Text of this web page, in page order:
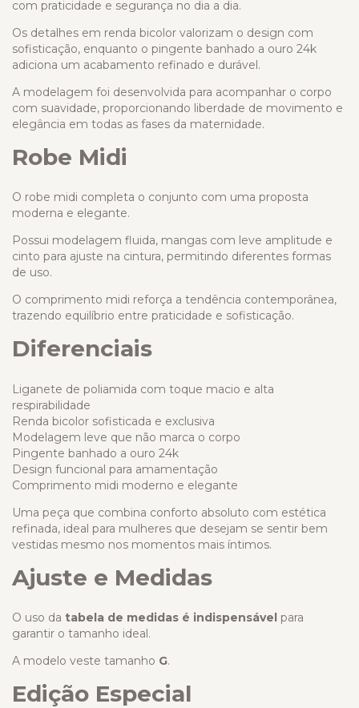
com praticidade e segurança no dia a dia.
Os detalhes em renda bicolor valorizam o design com
sofisticação, enquanto o pingente banhado a ouro 24k
adiciona um acabamento refinado e durável.
A modelagem foi desenvolvida para acompanhar o corpo
com suavidade, proporcionando liberdade de movimento e
elegância em todas as fases da maternidade.
Robe Midi
O robe midi completa o conjunto com uma proposta
moderna e elegante.
Possui modelagem fluida, mangas com leve amplitude e
cinto para ajuste na cintura, permitindo diferentes formas
de uso.
O comprimento midi reforça a tendência contemporânea,
trazendo equilíbrio entre praticidade e sofisticação.
Diferenciais
Liganete de poliamida com toque macio e alta
respirabilidade
Renda bicolor sofisticada e exclusiva
Modelagem leve que não marca o corpo
Pingente banhado a ouro 24k
Design funcional para amamentação
Comprimento midi moderno e elegante
Uma peça que combina conforto absoluto com estética
refinada, ideal para mulheres que desejam se sentir bem
vestidas mesmo nos momentos mais íntimos.
Ajuste e Medidas
O uso da tabela de medidas é indispensável para
garantir o tamanho ideal.
A modelo veste tamanho G.
Edição Especial